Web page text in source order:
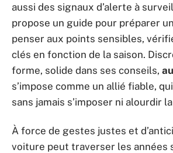
aussi des signaux d’alerte à
propose un guide pour préparer
penser aux points sensibles,
clés en fonction de la saison.
forme, solide dans ses conseils,
s’impose comme un allié fiable,
sans jamais s’imposer ni alourdir
À force de gestes justes et
voiture peut traverser les années